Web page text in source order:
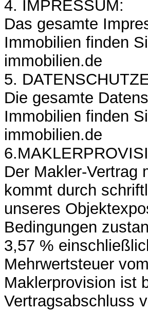
4. IMPRESSUM:
Das gesamte
Immobilien finden
immobilien.de
5.
Die gesamte
Immobilien finden
immobilien.de
Der Makler-Vertrag
kommt durch
unseres
Bedingungen
3,57 %
Mehrwertsteuer
Maklerprovision ist
Vertragsabschluss